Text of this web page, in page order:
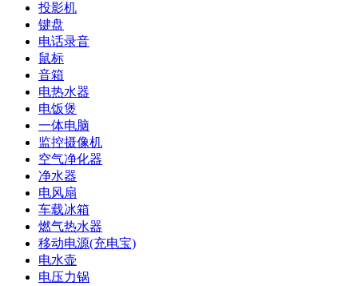
投影机
键盘
电话录音
鼠标
音箱
电热水器
电饭煲
一体电脑
监控摄像机
空气净化器
净水器
电风扇
车载冰箱
燃气热水器
移动电源(充电宝)
电水壶
电压力锅